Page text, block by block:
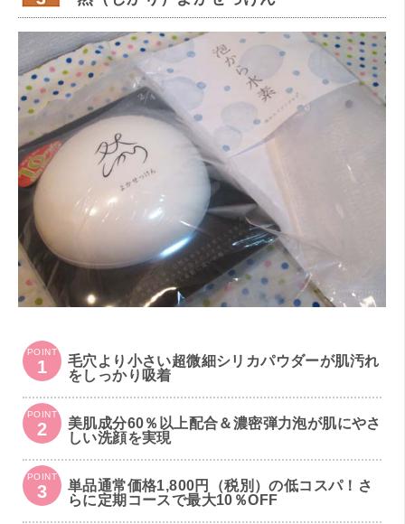
POINT
1
毛穴より小さい超微細シリカパウダーが肌汚れ
をしっかり吸着
POINT
2
美肌成分60％以上配合＆濃密弾力泡が肌にやさ
しい洗顔を実現
POINT
3
単品通常価格1,800円（税別）の低コスパ！さ
らに定期コースで最大10％OFF